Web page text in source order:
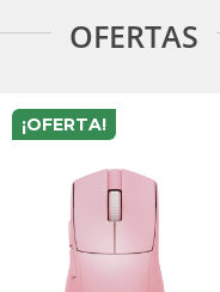
OFERTAS
¡OFERTA!